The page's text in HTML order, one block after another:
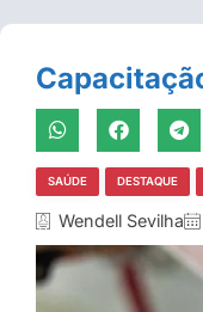
SAÚDE DESTAQUE
Wendell Sevilha